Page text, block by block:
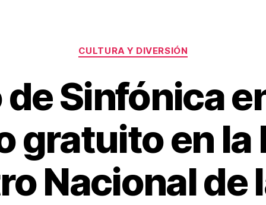
Categorías
CULTURA Y DIVERSIÓN
Sinfónica
gratuito en la
Nacional de